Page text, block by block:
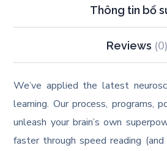
Thông tin bổ
Reviews (0)
We’ve applied the latest
learning. Our process, programs,
unleash your brain’s own
faster through speed reading